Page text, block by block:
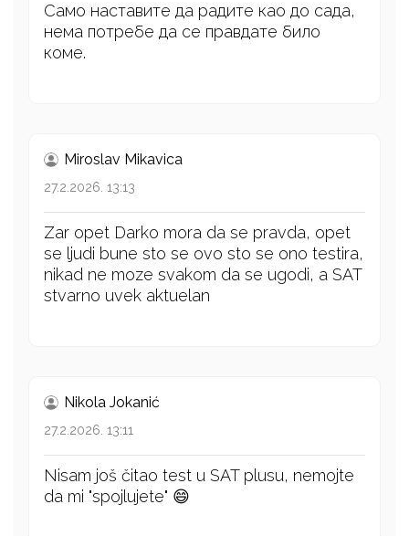
Само наставите да радите као до сада,
нема потребе да се правдате било
коме.
Miroslav Mikavica
27.2.2026. 13:13
Zar opet Darko mora da se pravda, opet
se ljudi bune sto se ovo sto se ono testira,
nikad ne moze svakom da se ugodi, a SAT
stvarno uvek aktuelan
Nikola Jokanić
27.2.2026. 13:11
Nisam još čitao test u SAT plusu, nemojte
da mi "spojlujete" 😄